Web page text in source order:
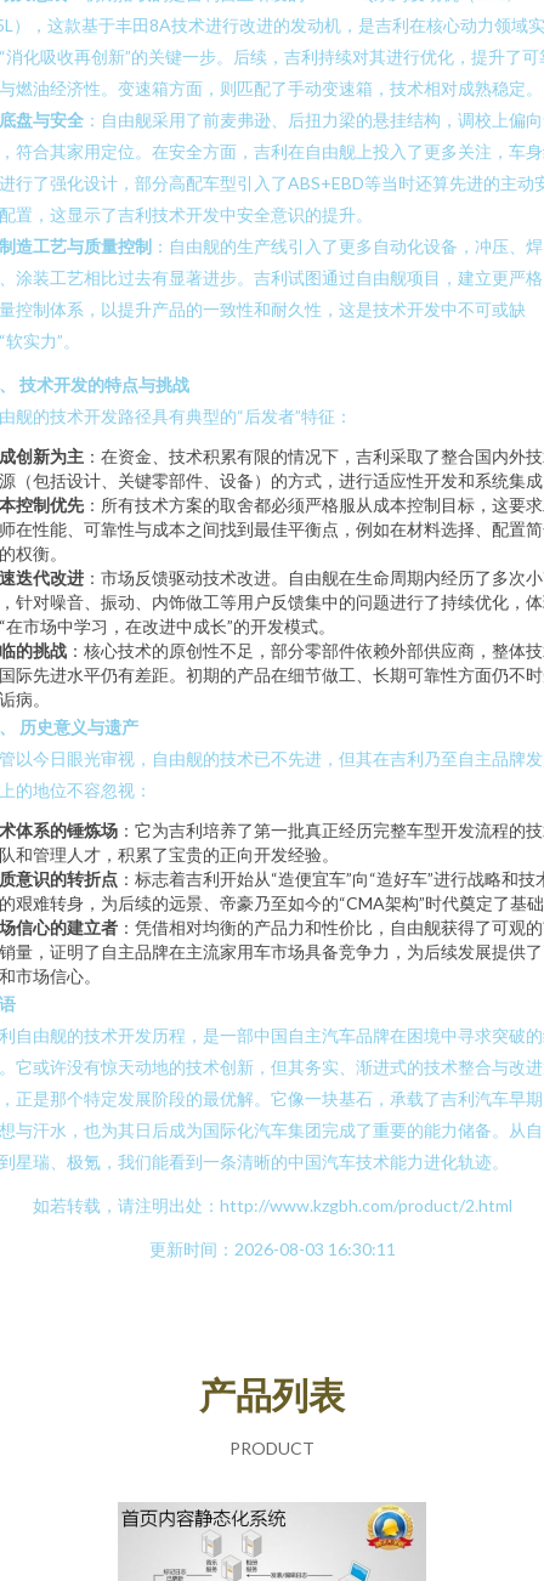
），这款基于丰田8A技术进行改进的发动机，是吉利在核心动力领域实
消化吸收再创新”的关键一步。后续，吉利持续对其进行优化，提升了可
燃油经济性。变速箱方面，则匹配了手动变速箱，技术相对成熟稳定。
底盘与安全 ：自由舰采用了前麦弗逊、后扭力梁的悬挂结构，调校上偏
符合其家用定位。在安全方面，吉利在自由舰上投入了更多关注，车
行了强化设计，部分高配车型引入了ABS+EBD等当时还算先进的主动
置，这显示了吉利技术开发中安全意识的提升。
制造工艺与质量控制 ：自由舰的生产线引入了更多自动化设备，冲压、焊
涂装工艺相比过去有显著进步。吉利试图通过自由舰项目，建立更严
控制体系，以提升产品的一致性和耐久性，这是技术开发中不可或缺
软实力”。
技术开发的特点与挑战
舰的技术开发路径具有典型的“后发者”特征：
创新为主 ：在资金、技术积累有限的情况下，吉利采取了整合国内外
（包括设计、关键零部件、设备）的方式，进行适应性开发和系统集
控制优先 ：所有技术方案的取舍都必须严格服从成本控制目标，这要
在性能、可靠性与成本之间找到最佳平衡点，例如在材料选择、配置
权衡。
迭代改进 ：市场反馈驱动技术改进。自由舰在生命周期内经历了多次
针对噪音、振动、内饰做工等用户反馈集中的问题进行了持续优化，
在市场中学习，在改进中成长”的开发模式。
的挑战 ：核心技术的原创性不足，部分零部件依赖外部供应商，整体
际先进水平仍有差距。初期的产品在细节做工、长期可靠性方面仍不
病。
历史意义与遗产
以今日眼光审视，自由舰的技术已不先进，但其在吉利乃至自主品牌
的地位不容忽视：
体系的锤炼场 ：它为吉利培养了第一批真正经历完整车型开发流程的
和管理人才，积累了宝贵的正向开发经验。
意识的转折点 ：标志着吉利开始从“造便宜车”向“造好车”进行战略和技
艰难转身，为后续的远景、帝豪乃至如今的“CMA架构”时代奠定了基
信心的建立者 ：凭借相对均衡的产品力和性价比，自由舰获得了可观
量，证明了自主品牌在主流家用车市场具备竞争力，为后续发展提供
市场信心。
自由舰的技术开发历程，是一部中国自主汽车品牌在困境中寻求突破
它或许没有惊天动地的技术创新，但其务实、渐进式的技术整合与改
正是那个特定发展阶段的最优解。它像一块基石，承载了吉利汽车早
与汗水，也为其日后成为国际化汽车集团完成了重要的能力储备。从
星瑞、极氪，我们能看到一条清晰的中国汽车技术能力进化轨迹。
如若转载，请注明出处：http://www.kzgbh.com/product/2.html
更新时间：2026-08-03 16:30:11
产品列表
PRODUCT